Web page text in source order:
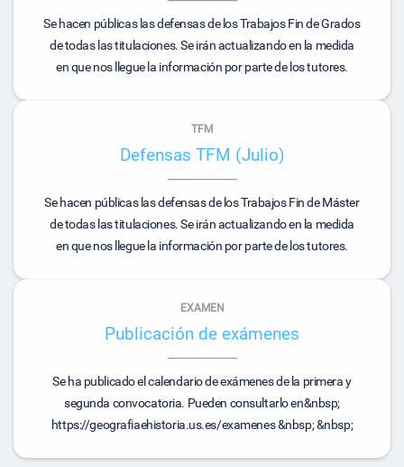
Se hacen públicas las defensas de los Trabajos Fin de Grados
de todas las titulaciones. Se irán actualizando en la medida
en que nos llegue la información por parte de los tutores.
TFM
Defensas TFM (Julio)
Se hacen públicas las defensas de los Trabajos Fin de Máster
de todas las titulaciones. Se irán actualizando en la medida
en que nos llegue la información por parte de los tutores.
EXAMEN
Publicación de exámenes
Se ha publicado el calendario de exámenes de la primera y
segunda convocatoria. Pueden consultarlo en&nbsp;
https://geografiaehistoria.us.es/examenes &nbsp; &nbsp;